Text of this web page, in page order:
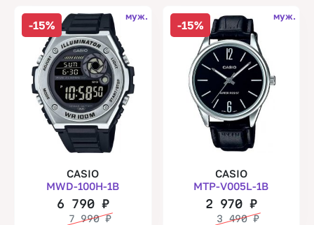
-15%
муж.
CASIO
MWD-100H-1B
6 790 ₽
7 990₽
-15%
муж.
CASIO
MTP-V005L-1B
2 970₽
3 490₽